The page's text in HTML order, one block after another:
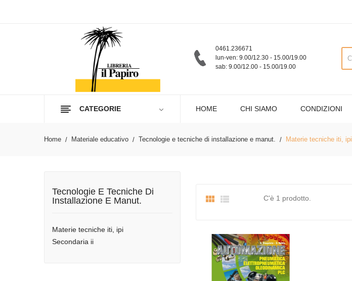
0461.236671
lun-ven: 9.00/12.30 - 15.00/19.00
sab: 9.00/12.00 - 15.00/19.00
CATEGORIE HOME CHI SIAMO CONDIZIONI
Home Materiale educativo Tecnologie e tecniche di installazione e manut. Materie tecniche iti, ipi
Tecnologie E Tecniche Di
Installazione E Manut.
Materie tecniche iti, ipi
Secondaria ii
  C'è 1 prodotto.